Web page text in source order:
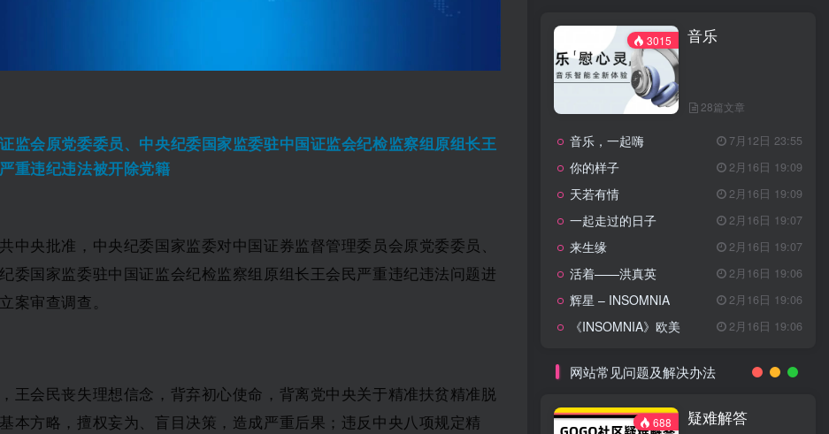
监会原党委委员、中央纪委国家监委驻中国证监会纪检监察组原组长王
重违纪违法被开除党籍
中央批准，中央纪委国家监委对中国证券监督管理委员会原党委委员、
委国家监委驻中国证监会纪检监察组原组长王会民严重违纪违法问题进
案审查调查。
王会民丧失理想信念，背弃初心使命，背离党中央关于精准扶贫精准脱
本方略，擅权妄为、盲目决策，造成严重后果；违反中央八项规定精
3015 音乐
28篇文章
音乐，一起嗨 7月12日 23:55
你的样子 2月16日 19:09
天若有情 2月16日 19:09
一起走过的日子 2月16日 19:07
来生缘 2月16日 19:07
活着——洪真英 2月16日 19:06
辉星 – INSOMNIA 2月16日 19:06
《INSOMNIA》欧美 2月16日 19:06
网站常见问题及解决办法
688 疑难解答
渴望主题曲
少年包青天主题曲
小鱼儿与花无缺主题曲
乌龙闯情关主题曲 2月16日 19:10
问情 11月27日 13:21
治愈心灵的歌曲
28篇文章
音乐，一起嗨 7月12日 23:55
你的样子 2月16日 19:09
一起走过的日子 2月16日 19:07